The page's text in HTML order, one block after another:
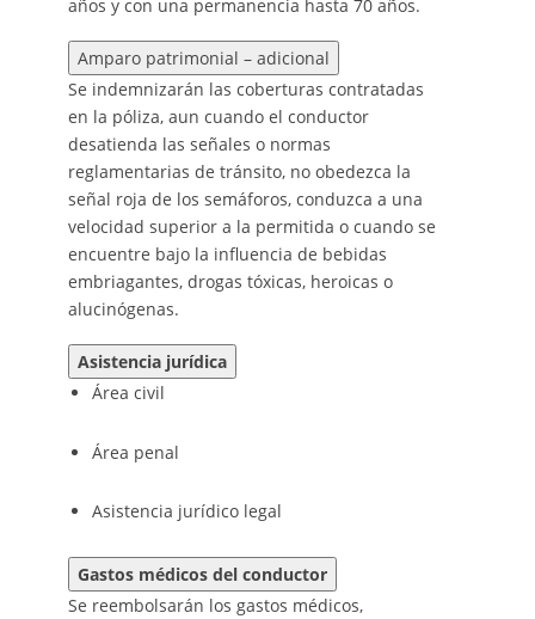
años y con una permanencia hasta 70 años.
Amparo patrimonial – adicional
Se indemnizarán las coberturas contratadas
en la póliza, aun cuando el conductor
desatienda las señales o normas
reglamentarias de tránsito, no obedezca la
señal roja de los semáforos, conduzca a una
velocidad superior a la permitida o cuando se
encuentre bajo la influencia de bebidas
embriagantes, drogas tóxicas, heroicas o
alucinógenas.
Asistencia jurídica
Área civil
Área penal
Asistencia jurídico legal
Gastos médicos del conductor
Se reembolsarán los gastos médicos,